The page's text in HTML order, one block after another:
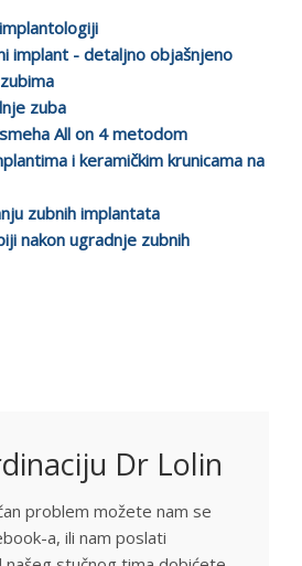
implant - detaljno objašnjeno
zuba
All on 4 metodom
i keramičkim krunicama na
zubnih implantata
nakon ugradnje zubnih
Dr Lolin
problem možete nam se
a, ili nam poslati